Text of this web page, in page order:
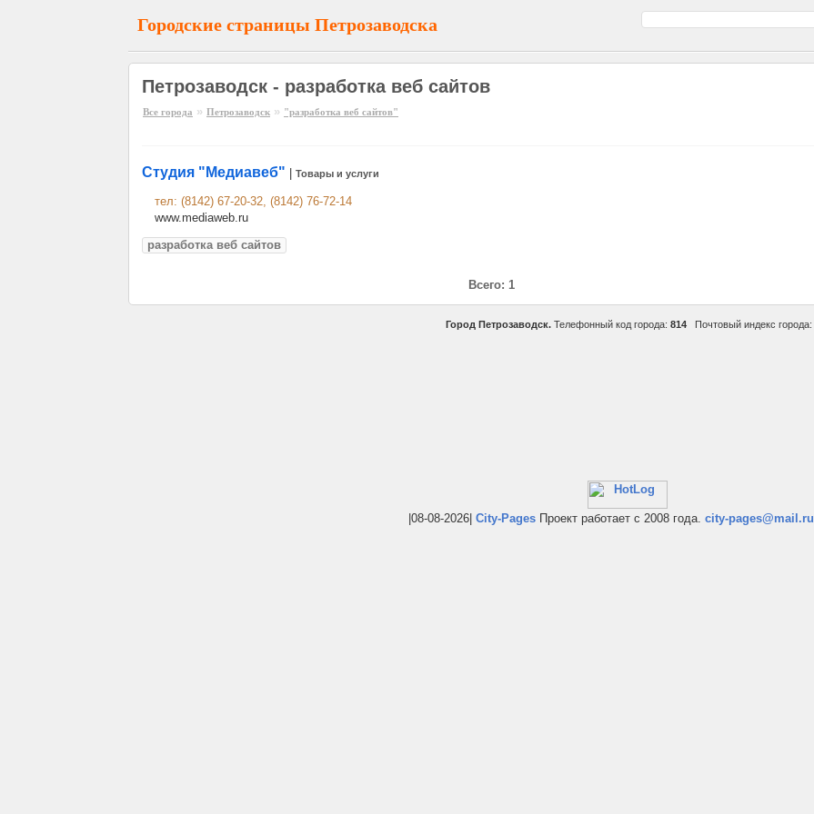
Городские страницы Петрозаводска
Петрозаводск - разработка веб сайтов
Все города » Петрозаводск » "разработка веб сайтов"
Студия "Медиавеб" Товары и услуги
тел: (8142) 67-20-32, (8142) 76-72-14
www.mediaweb.ru
разработка веб сайтов
Всего: 1
Город Петрозаводск. Телефонный код города: 814 Почтовый индекс города:
|08-08-2026| City-Pages Проект работает с 2008 года. city-pages@mail.ru